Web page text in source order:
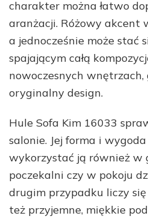
charakter można łatwo
aranżacji. Różowy akcent
a jednocześnie może stać
spajającym całą
nowoczesnych
oryginalny design.
Hule Sofa Kim 16033
salonie. Jej forma i
wykorzystać ją również w
poczekalni czy w pokoju
drugim przypadku liczy
też przyjemne, miękkie